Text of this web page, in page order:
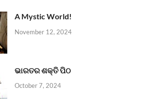
A Mystic World!
November 12, 2024
ଭାରତର ଶକ୍ତି ପିଠ
October 7, 2024